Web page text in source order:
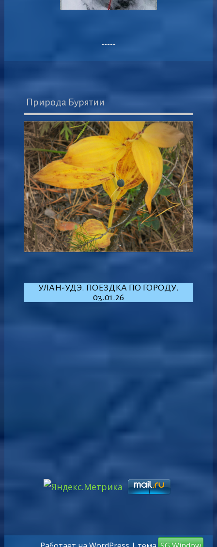
-----
Природа Бурятии
УЛАН-УДЭ. ПОЕЗДКА ПО ГОРОДУ.
03.01.26